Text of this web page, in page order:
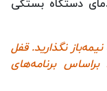
نگذارید. قفل
برنامه‌های